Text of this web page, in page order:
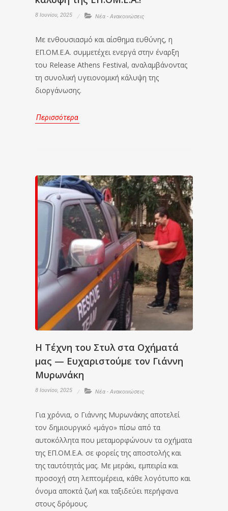
8 Ιουνίου, 2025 Νέα - Ανακοινώσεις
Με ενθουσιασμό και αίσθημα ευθύνης, η
ΕΠ.ΟΜ.Ε.Α. συμμετέχει ενεργά στην έναρξη
του Release Athens Festival, αναλαμβάνοντας
τη συνολική υγειονομική κάλυψη της
διοργάνωσης.
Περισσότερα
Η Τέχνη του Στυλ στα Οχήματά
μας — Ευχαριστούμε τον Γιάννη
Μυρωνάκη
8 Ιουνίου, 2025 Νέα - Ανακοινώσεις
Για χρόνια, ο Γιάννης Μυρωνάκης αποτελεί
τον δημιουργικό «μάγο» πίσω από τα
αυτοκόλλητα που μεταμορφώνουν τα οχήματα
της ΕΠ.ΟΜ.Ε.Α. σε φορείς της αποστολής και
της ταυτότητάς μας. Με μεράκι, εμπειρία και
προσοχή στη λεπτομέρεια, κάθε λογότυπο και
όνομα αποκτά ζωή και ταξιδεύει περήφανα
στους δρόμους.